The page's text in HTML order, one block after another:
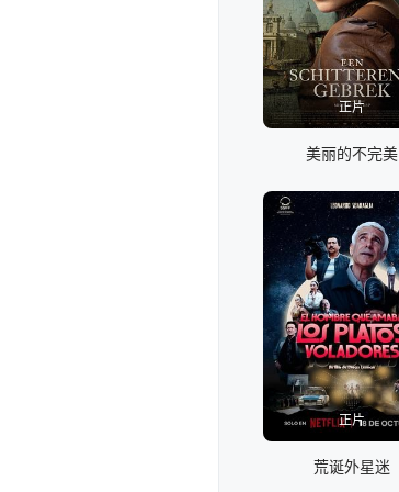
正片
美丽的不完美
正片
荒诞外星迷